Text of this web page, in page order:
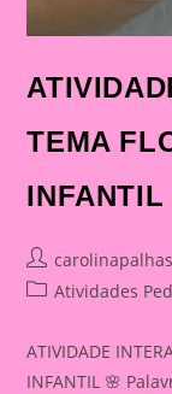
TEMA
INFANTIL
Post
author:
PostAtividades
ATIVIDADE
INFANTIL 🌸